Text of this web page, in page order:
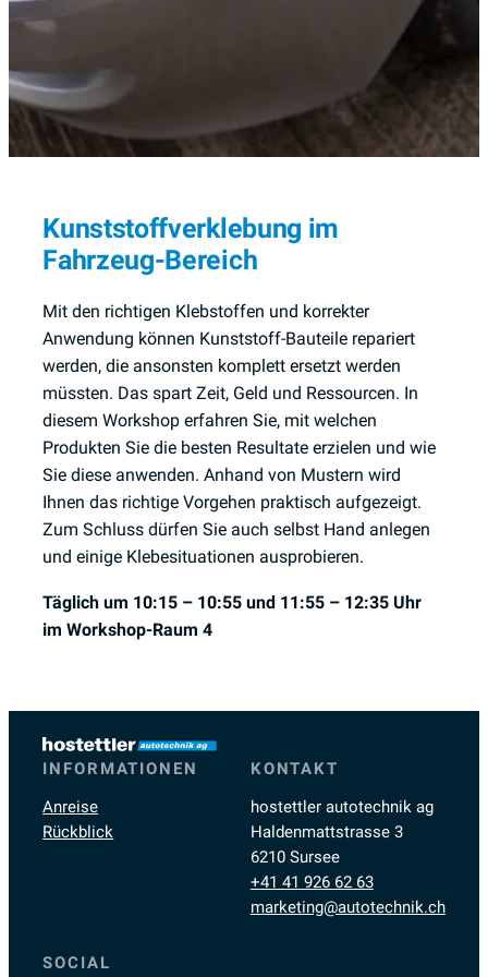
Kunststoffverklebung im
Fahrzeug-Bereich
Mit den richtigen Klebstoffen und korrekter
Anwendung können Kunststoff-Bauteile repariert
werden, die ansonsten komplett ersetzt werden
müssten. Das spart Zeit, Geld und Ressourcen. In
diesem Workshop erfahren Sie, mit welchen
Produkten Sie die besten Resultate erzielen und wie
Sie diese anwenden. Anhand von Mustern wird
Ihnen das richtige Vorgehen praktisch aufgezeigt.
Zum Schluss dürfen Sie auch selbst Hand anlegen
und einige Klebesituationen ausprobieren.
Täglich um 10:15 – 10:55 und 11:55 – 12:35 Uhr
im Workshop-Raum 4
INFORMATIONEN
Anreise
Rückblick
KONTAKT
hostettler autotechnik ag
Haldenmattstrasse 3
6210 Sursee
+41 41 926 62 63
marketing@autotechnik.ch
SOCIAL